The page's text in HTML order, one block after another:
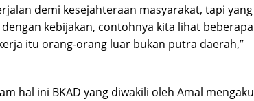
demi kesejahteraan masyarakat, tapi yang
kebijakan, contohnya kita lihat beberapa
itu orang-orang luar bukan putra daerah,”
hal ini BKAD yang diwakili oleh Amal mengaku